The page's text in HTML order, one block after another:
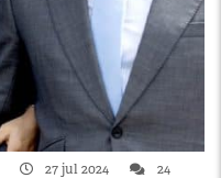
27 jul 2024
24